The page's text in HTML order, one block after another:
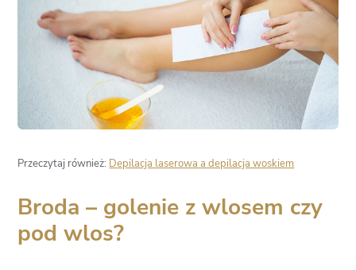
Przeczytaj również: Depilacja laserowa a depilacja woskiem
Broda – golenie z wlosem czy
pod wlos?